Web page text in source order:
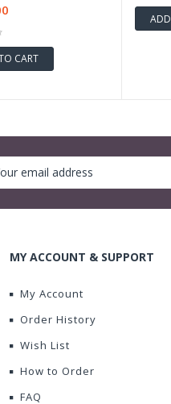
CART
MY ACCOUNT & SUPPORT
My Account
Order History
Wish List
How to Order
FAQ